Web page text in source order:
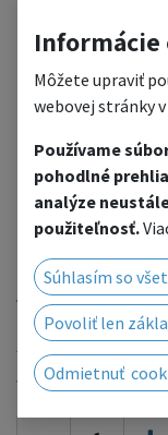
TS3
stairs
Assembled 2-step
541.88€
with VAT
Informácie
Môžete upraviť
webovej stránky
Používame
pohodlné
analýze
použiteľnosť.
Súhlasím so
Povoliť len
Odmietnuť